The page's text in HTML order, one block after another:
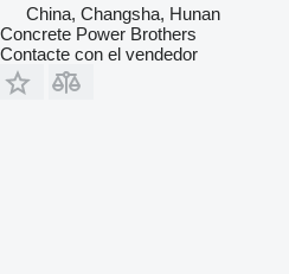
China, Changsha, Hunan
Concrete Power Brothers
Contacte con el vendedor